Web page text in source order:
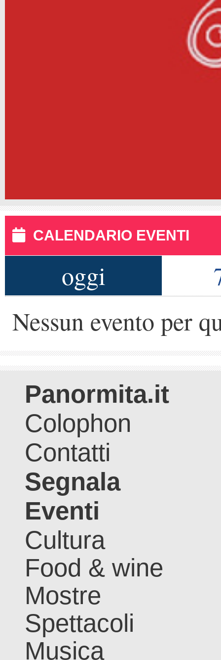
CALENDARIO EVENTI
oggi
Nessun evento per
Panormita.it
Colophon
Contatti
Segnala
Eventi
Cultura
Food & wine
Mostre
Spettacoli
Musica